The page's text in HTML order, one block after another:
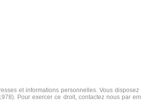
et informations personnelles. Vous
Pour exercer ce droit, contactez nous par